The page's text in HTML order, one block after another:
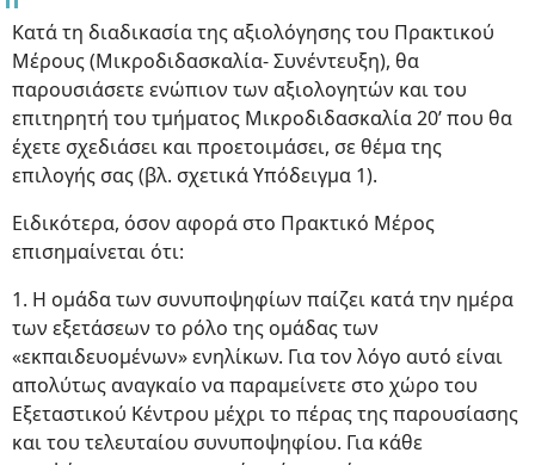
Κατά τη διαδικασία της αξιολόγησης του Πρακτικού
Μέρους (Μικροδιδασκαλία- Συνέντευξη), θα
παρουσιάσετε ενώπιον των αξιολογητών και του
επιτηρητή του τμήματος Μικροδιδασκαλία 20’ που θα
έχετε σχεδιάσει και προετοιμάσει, σε θέμα της
επιλογής σας (βλ. σχετικά Υπόδειγμα 1).
Ειδικότερα, όσον αφορά στο Πρακτικό Μέρος
επισημαίνεται ότι:
1. Η ομάδα των συνυποψηφίων παίζει κατά την ημέρα
των εξετάσεων το ρόλο της ομάδας των
«εκπαιδευομένων» ενηλίκων. Για τον λόγο αυτό είναι
απολύτως αναγκαίο να παραμείνετε στο χώρο του
Εξεταστικού Κέντρου μέχρι το πέρας της παρουσίασης
και του τελευταίου συνυποψηφίου. Για κάθε